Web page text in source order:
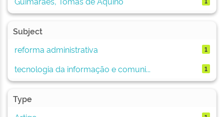
Subject
reforma administrativa
1
tecnologia da informação e comuni... 1
Type